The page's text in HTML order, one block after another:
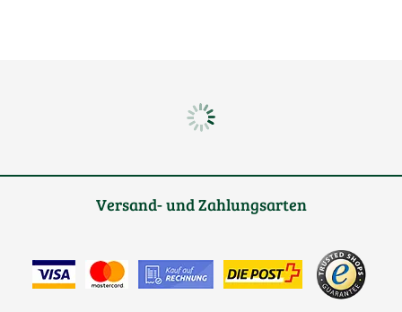
Versand- und Zahlungsarten